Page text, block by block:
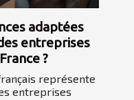
adaptées
entreprises
?
représente
entreprises